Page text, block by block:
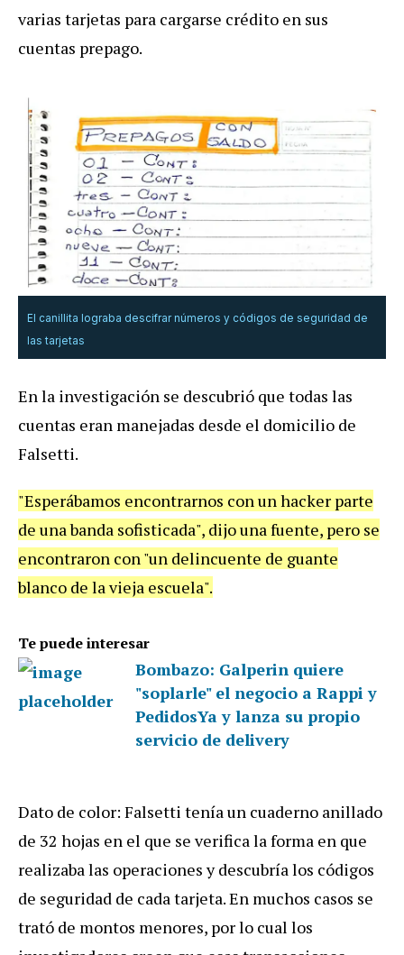
varias tarjetas para cargarse crédito en sus
cuentas prepago.
El canillita lograba descifrar números y códigos de seguridad de
las tarjetas
En la investigación se descubrió que todas las
cuentas eran manejadas desde el domicilio de
Falsetti.
"Esperábamos encontrarnos con un hacker parte
de una banda sofisticada", dijo una fuente, pero se
encontraron con "un delincuente de guante
blanco de la vieja escuela".
Te puede interesar
Bombazo: Galperin quiere
"soplarle" el negocio a Rappi y
PedidosYa y lanza su propio
servicio de delivery
Dato de color: Falsetti tenía un cuaderno anillado
de 32 hojas en el que se verifica la forma en que
realizaba las operaciones y descubría los códigos
de seguridad de cada tarjeta. En muchos casos se
trató de montos menores, por lo cual los